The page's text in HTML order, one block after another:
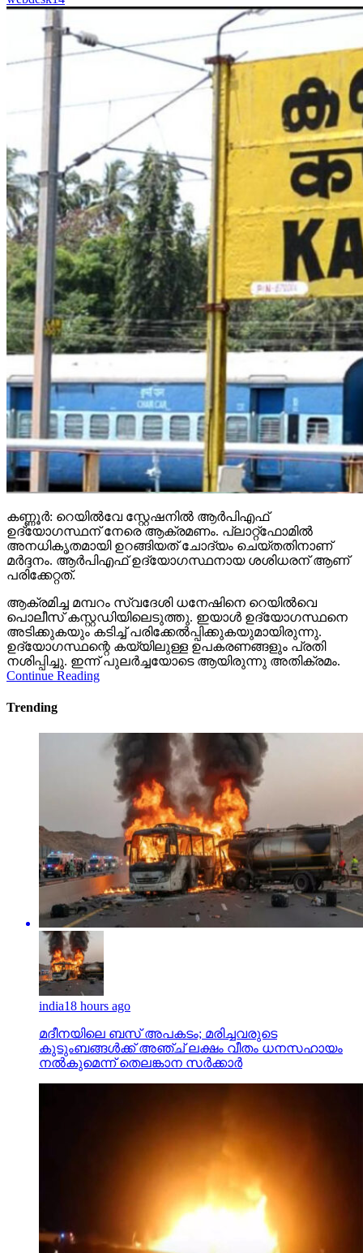
കണ്ണൂര്‍: റെയില്‍വേ സ്റ്റേഷനില്‍ ആര്‍പിഎഫ്
ഉദ്യോഗസ്ഥന് നേരെ ആക്രമണം. പ്ലാറ്റ്‌ഫോമില്‍
അനധികൃതമായി ഉറങ്ങിയത് ചോദ്യം ചെയ്തതിനാണ്
മര്‍ദ്ദനം. ആര്‍പിഎഫ് ഉദ്യോഗസ്ഥനായ ശശിധരന് ആണ്
പരിക്കേറ്റത്.
ആക്രമിച്ച മമ്പറം സ്വദേശി ധനേഷിനെ റെയില്‍വെ
പൊലീസ് കസ്റ്റഡിയിലെടുത്തു. ഇയാള്‍ ഉദ്യോഗസ്ഥനെ
അടിക്കുകയും കടിച്ച് പരിക്കേല്‍പ്പിക്കുകയുമായിരുന്നു.
ഉദ്യോഗസ്ഥന്റെ കയ്യിലുള്ള ഉപകരണങ്ങളും പ്രതി
നശിപ്പിച്ചു. ഇന്ന് പുലര്‍ച്ചയോടെ ആയിരുന്നു അതിക്രമം.
Continue Reading
Trending
india18 hours ago
മദീനയിലെ ബസ് അപകടം; മരിച്ചവരുടെ
കുടുംബങ്ങള്‍ക്ക് അഞ്ച് ലക്ഷം വീതം ധനസഹായം
നല്‍കുമെന്ന് തെലങ്കാന സര്‍ക്കാര്‍